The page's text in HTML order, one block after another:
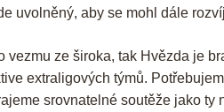
uvolněný, aby se mohl dále
vezmu ze široka, tak Hvězda je
extraligových týmů.
srovnatelné soutěže jako ty